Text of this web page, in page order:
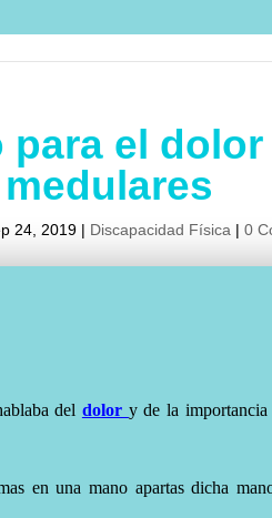
para el
24, 2019 | Discapacidad Física |0
del dolor y de la
en una mano apartas dicha